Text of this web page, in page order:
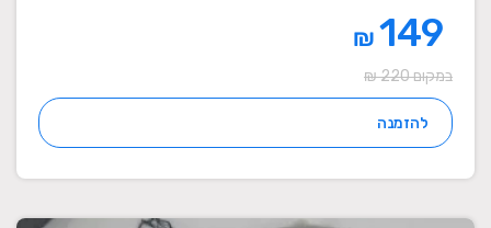
₪
במקום 220 ₪
להזמנה